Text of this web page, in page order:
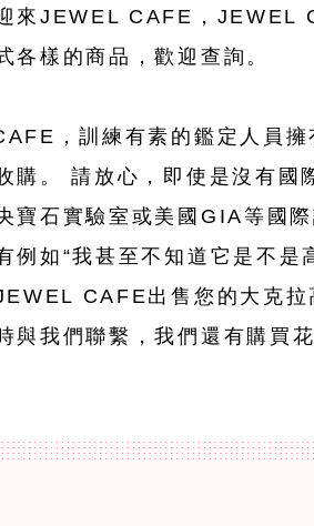
來JEWEL CAFE，
各樣的商品，歡迎查詢。
，訓練有素的鑑定人員
購。 請放心，即使是沒有國
寶石實驗室或美國GIA等國
例如“我甚至不知道它是不是
CAFE出售您的大克
與我們聯繫，我們還有購買